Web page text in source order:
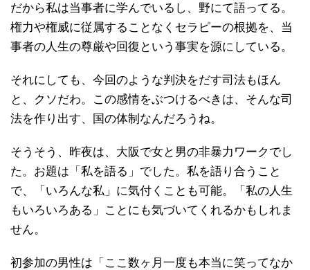
だから私は当事者に学んでいるし、野にて語ってる。
権力や権威に従属することなくセラピーの根拠を、当
事者の人生の尊厳や回復という事実を源にしている。
それにしても、今回のような判決をだす司法もほん
と、クソだわ。この感情をぶつけるべきは、そんな司
法を作り出す、国の体制なんだろうね。
そうそう、昨夜は、大阪で女と男の非暴力ワークでし
た。お題は「私を語る」でした。私を語り合うこと
で、「いろんな私」に気付くことも可能。「私の人生
もいろいろある」ことにも気づいてくれるかもしれま
せん。
初参加の男性は「ここ数ヶ月一度も本当に笑ってなか